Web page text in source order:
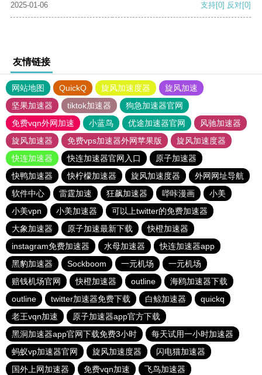
2025-01-06 支持[0] 反对[0]
友情链接
网站地图 QuickQ 旋风加速度器
旋风加速
坚果加速器
tiktok加速器
狗急加速器官网
免费vqn外网加速
小蓝鸟 优途加速器官网
风驰加速器
旋风加速器
免费vps加速器外网苹果版
旋风加速度器
快连加速器
快连加速器官网入口
原子加速器
快鸭加速器
快柠檬加速器 旋风加速度器
外网网址导航
软件中心
雷霆加速 狂飙加速器 哔咔漫画
小美
小美vpn
小美加速器
可以上twitter的免费加速器
大象加速器
原子加速最新下载
快橙加速器
instagram免费加速器
水母加速器
快连加速器app
黑豹加速器
Sockboom 一元机场
一元机场
赔钱机场官网
快橙加速器 outline
海鸥加速器下载
outline
twitter加速器免费下载 白鲸加速器
quickq
老王vqn加速
原子加速器app官方下载
黑洞加速器app官网下载免费3小时
每天试用一小时加速器
蚂蚁vp加速器官网
旋风加速度器
闪电猫加速器
国外上网加速器
免费vqn加速 飞鸟加速器